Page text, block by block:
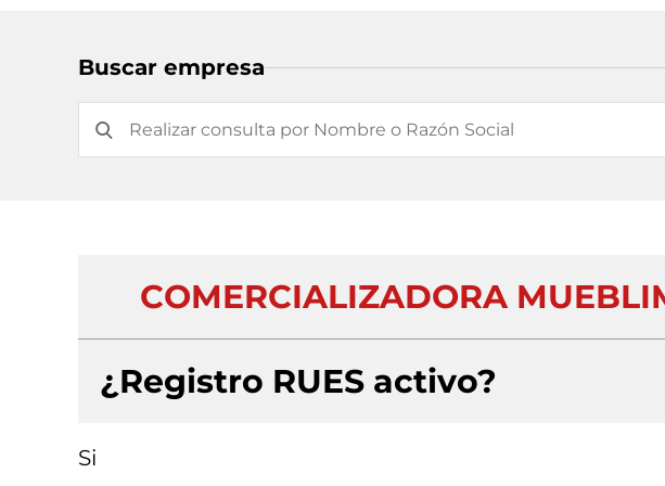
Buscar empresa
COMERCIALIZADORA
¿Registro RUES activo?
Si